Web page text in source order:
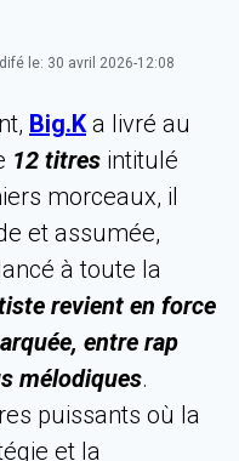
le: 30 avril 2026-12:08
Big.K a livré au
12 titres intitulé
morceaux, il
et assumée,
à toute la
revient en force
entre rap
mélodiques.
puissants où la
et la